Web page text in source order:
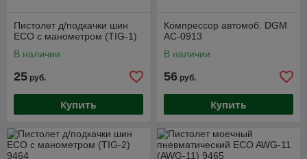
Пистолет д/подкачки шин
ECO с манометром (TIG-1)
В наличии
25 руб.
Купить
Компрессор автомоб. DGM
AC-0913
В наличии
56 руб.
Купить